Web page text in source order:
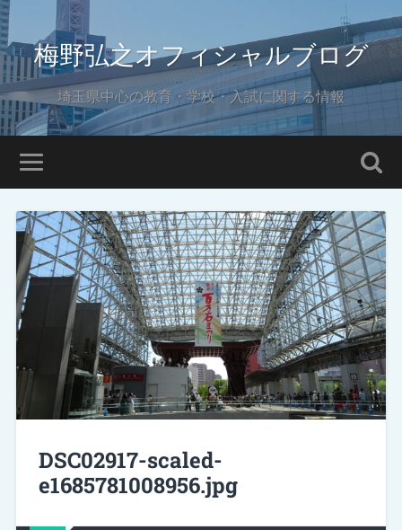
梅野弘之オフィシャルブログ
埼玉県中心の教育・学校・入試に関する情報
DSC02917-scaled-
e1685781008956.jpg